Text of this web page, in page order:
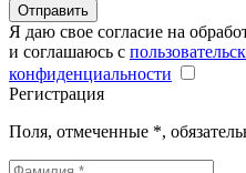
Отправить
Я даю свое согласие на
и соглашаюсь с
конфиденциальности
Регистрация
Поля, отмеченные *,